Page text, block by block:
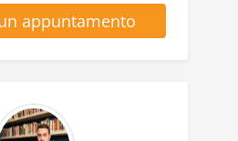
appuntamento